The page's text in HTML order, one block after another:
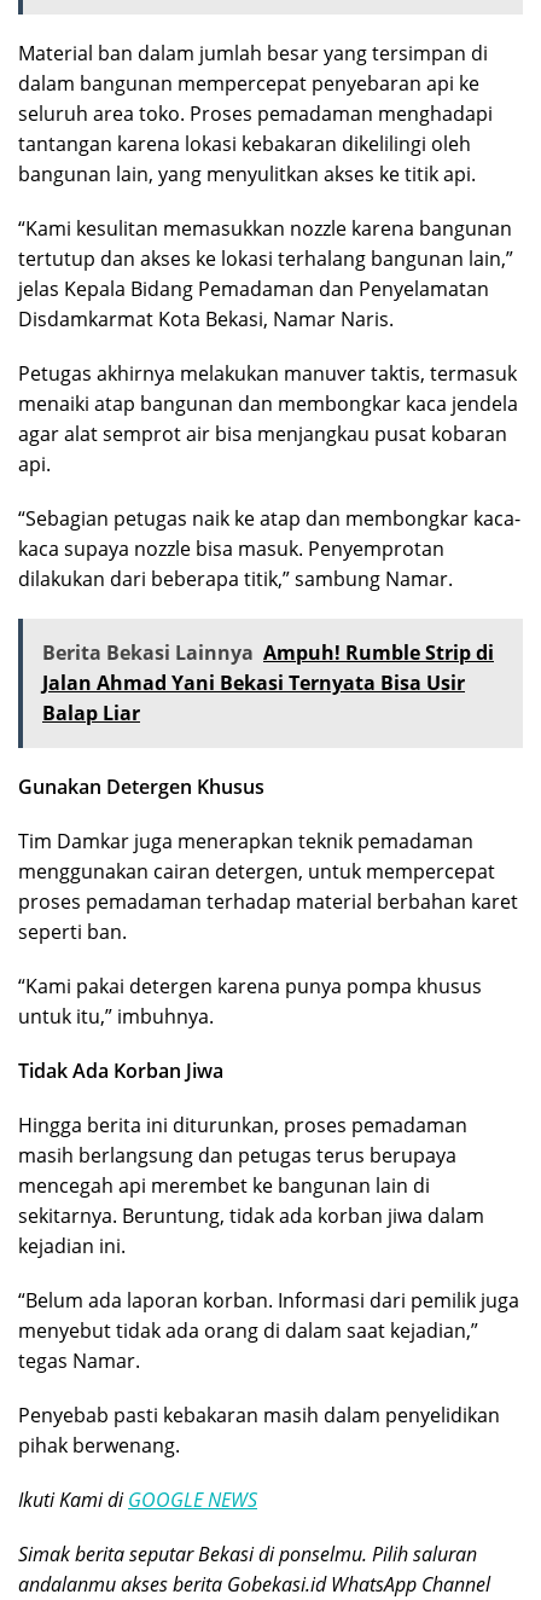
Material ban dalam jumlah besar yang tersimpan di
dalam bangunan mempercepat penyebaran api ke
seluruh area toko. Proses pemadaman menghadapi
tantangan karena lokasi kebakaran dikelilingi oleh
bangunan lain, yang menyulitkan akses ke titik api.
“Kami kesulitan memasukkan nozzle karena bangunan
tertutup dan akses ke lokasi terhalang bangunan lain,”
jelas Kepala Bidang Pemadaman dan Penyelamatan
Disdamkarmat Kota Bekasi, Namar Naris.
Petugas akhirnya melakukan manuver taktis, termasuk
menaiki atap bangunan dan membongkar kaca jendela
agar alat semprot air bisa menjangkau pusat kobaran
api.
“Sebagian petugas naik ke atap dan membongkar kaca-
kaca supaya nozzle bisa masuk. Penyemprotan
dilakukan dari beberapa titik,” sambung Namar.
Berita Bekasi Lainnya Ampuh! Rumble Strip di
Jalan Ahmad Yani Bekasi Ternyata Bisa Usir
Balap Liar
Gunakan Detergen Khusus
Tim Damkar juga menerapkan teknik pemadaman
menggunakan cairan detergen, untuk mempercepat
proses pemadaman terhadap material berbahan karet
seperti ban.
“Kami pakai detergen karena punya pompa khusus
untuk itu,” imbuhnya.
Tidak Ada Korban Jiwa
Hingga berita ini diturunkan, proses pemadaman
masih berlangsung dan petugas terus berupaya
mencegah api merembet ke bangunan lain di
sekitarnya. Beruntung, tidak ada korban jiwa dalam
kejadian ini.
“Belum ada laporan korban. Informasi dari pemilik juga
menyebut tidak ada orang di dalam saat kejadian,”
tegas Namar.
Penyebab pasti kebakaran masih dalam penyelidikan
pihak berwenang.
Ikuti Kami diGOOGLE NEWS
Simak berita seputar Bekasi di ponselmu. Pilih saluran
andalanmu akses berita Gobekasi.id WhatsApp Channel